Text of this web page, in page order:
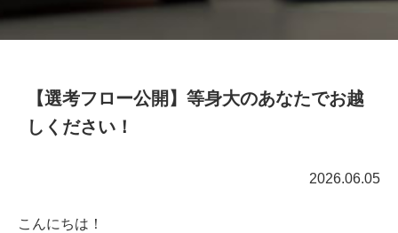
【選考フロー公開】等身大のあなたでお越
しください！
2026.06.05
こんにちは！